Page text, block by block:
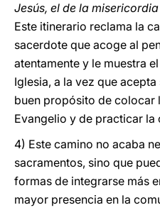
Jesús, el de la
Este itinerario reclama la
sacerdote que acoge al
atentamente y le muestra
Iglesia, a la vez que
buen propósito de colocar
Evangelio y de practicar la
4) Este camino no acaba
sacramentos, sino que
formas de integrarse más
mayor presencia en la